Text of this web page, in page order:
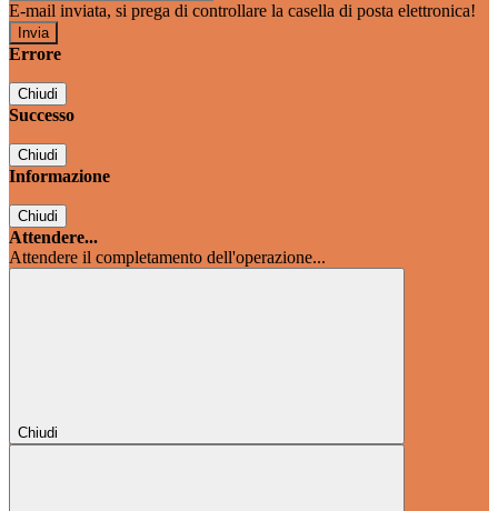
E-mail inviata, si prega di controllare la casella di posta elettronica!
Errore
Chiudi
Successo
Chiudi
Informazione
Chiudi
Attendere...
Attendere il completamento dell'operazione...
Chiudi